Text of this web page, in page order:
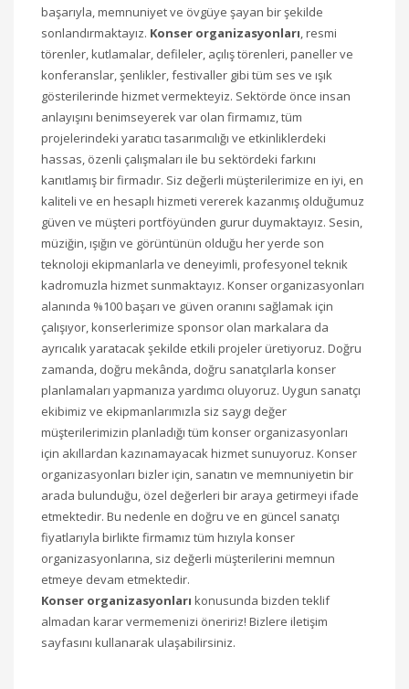
başarıyla, memnuniyet ve övgüye şayan bir şekilde
sonlandırmaktayız. Konser organizasyonları, resmi
törenler, kutlamalar, defileler, açılış törenleri, paneller ve
konferanslar, şenlikler, festivaller gibi tüm ses ve ışık
gösterilerinde hizmet vermekteyiz. Sektörde önce insan
anlayışını benimseyerek var olan firmamız, tüm
projelerindeki yaratıcı tasarımcılığı ve etkinliklerdeki
hassas, özenli çalışmaları ile bu sektördeki farkını
kanıtlamış bir firmadır. Siz değerli müşterilerimize en iyi, en
kaliteli ve en hesaplı hizmeti vererek kazanmış olduğumuz
güven ve müşteri portföyünden gurur duymaktayız. Sesin,
müziğin, ışığın ve görüntünün olduğu her yerde son
teknoloji ekipmanlarla ve deneyimli, profesyonel teknik
kadromuzla hizmet sunmaktayız. Konser organizasyonları
alanında %100 başarı ve güven oranını sağlamak için
çalışıyor, konserlerimize sponsor olan markalara da
ayrıcalık yaratacak şekilde etkili projeler üretiyoruz. Doğru
zamanda, doğru mekânda, doğru sanatçılarla konser
planlamaları yapmanıza yardımcı oluyoruz. Uygun sanatçı
ekibimiz ve ekipmanlarımızla siz saygı değer
müşterilerimizin planladığı tüm konser organizasyonları
için akıllardan kazınamayacak hizmet sunuyoruz. Konser
organizasyonları bizler için, sanatın ve memnuniyetin bir
arada bulunduğu, özel değerleri bir araya getirmeyi ifade
etmektedir. Bu nedenle en doğru ve en güncel sanatçı
fiyatlarıyla birlikte firmamız tüm hızıyla konser
organizasyonlarına, siz değerli müşterilerini memnun
etmeye devam etmektedir.
Konser organizasyonları konusunda bizden teklif
almadan karar vermemenizi öneririz! Bizlere iletişim
sayfasını kullanarak ulaşabilirsiniz.